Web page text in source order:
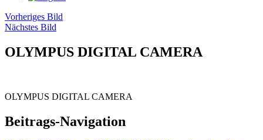
Vorheriges Bild
Nächstes Bild
OLYMPUS DIGITAL CAMERA
OLYMPUS DIGITAL CAMERA
Beitrags-Navigation